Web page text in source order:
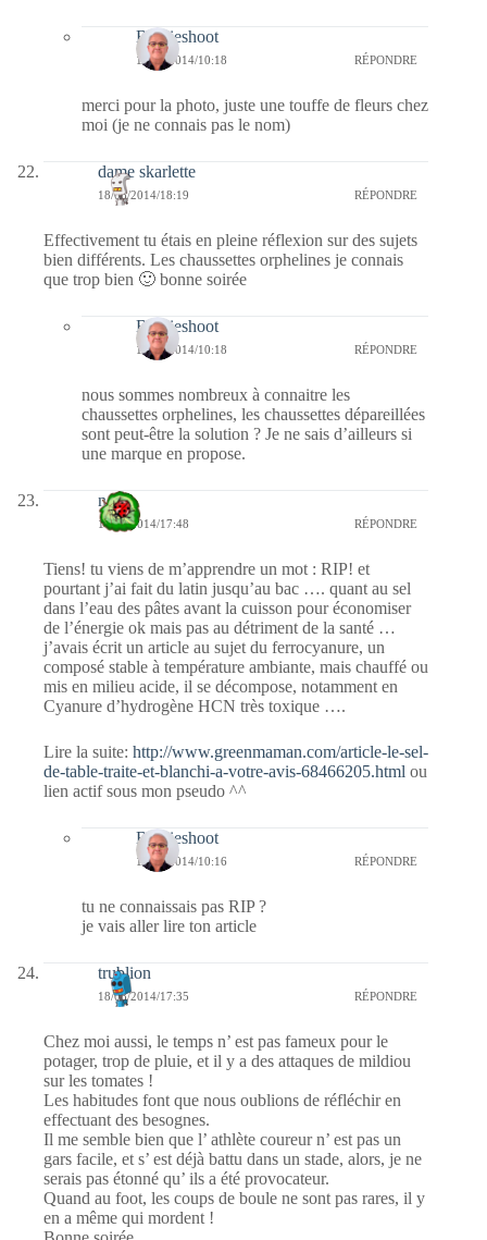
Bernieshoot
19/08/2014/10:18 RÉPONDRE
merci pour la photo, juste une touffe de fleurs chez
moi (je ne connais pas le nom)
dame skarlette
18/08/2014/18:19 RÉPONDRE
Effectivement tu étais en pleine réflexion sur des sujets
bien différents. Les chaussettes orphelines je connais
que trop bien 🙂 bonne soirée
Bernieshoot
19/08/2014/10:18 RÉPONDRE
nous sommes nombreux à connaitre les
chaussettes orphelines, les chaussettes dépareillées
sont peut-être la solution ? Je ne sais d’ailleurs si
une marque en propose.
nessa
18/08/2014/17:48 RÉPONDRE
Tiens! tu viens de m’apprendre un mot : RIP! et
pourtant j’ai fait du latin jusqu’au bac …. quant au sel
dans l’eau des pâtes avant la cuisson pour économiser
de l’énergie ok mais pas au détriment de la santé …
j’avais écrit un article au sujet du ferrocyanure, un
composé stable à température ambiante, mais chauffé ou
mis en milieu acide, il se décompose, notamment en
Cyanure d’hydrogène HCN très toxique ….
Lire la suite: http://www.greenmaman.com/article-le-sel-
de-table-traite-et-blanchi-a-votre-avis-68466205.html ou
lien actif sous mon pseudo ^^
Bernieshoot
19/08/2014/10:16 RÉPONDRE
tu ne connaissais pas RIP ?
je vais aller lire ton article
trublion
18/08/2014/17:35 RÉPONDRE
Chez moi aussi, le temps n’ est pas fameux pour le
potager, trop de pluie, et il y a des attaques de mildiou
sur les tomates !
Les habitudes font que nous oublions de réfléchir en
effectuant des besognes.
Il me semble bien que l’ athlète coureur n’ est pas un
gars facile, et s’ est déjà battu dans un stade, alors, je ne
serais pas étonné qu’ ils a été provocateur.
Quand au foot, les coups de boule ne sont pas rares, il y
en a même qui mordent !